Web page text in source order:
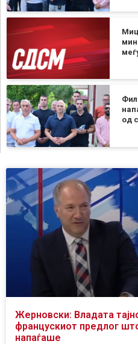
од
Жерновски: Владата
францускиот предлог
напаѓаше